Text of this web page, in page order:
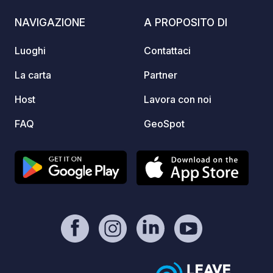
NAVIGAZIONE
Luoghi
La carta
Host
FAQ
A PROPOSITO DI
Contattaci
Partner
Lavora con noi
GeoSpot